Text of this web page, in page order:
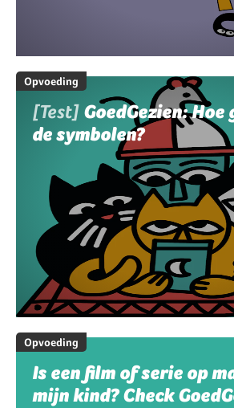
Opvoeding
[Test] GoedGezien: Hoe
de symbolen?
Opvoeding
Is een film of serie op
mijn kind? Check